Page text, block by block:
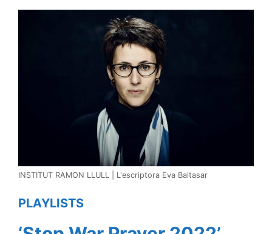
INSTITUT RAMON LLULL | L'escriptora Eva Baltasar
PLAYLISTS